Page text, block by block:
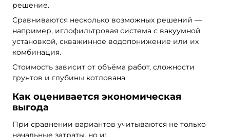
решение.
Сравниваются несколько возможных решений —
например, иглофильтровая система с вакуумной
установкой, скважинное водопонижение или их
комбинация.
Стоимость зависит от объёма работ, сложности
грунтов и глубины котлована
Как оценивается экономическая
выгода
При сравнении вариантов учитываются не только
начальные затраты, но и: